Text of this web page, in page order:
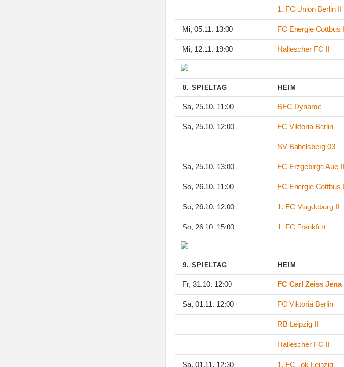
1. FC Union Berlin II
Mi, 05.11. 13:00 FC Energie Cottbus
Mi, 12.11. 19:00 Hallescher FC II
8. SPIELTAG HEIM
Sa, 25.10. 11:00 BFC Dynamo
Sa, 25.10. 12:00 FC Viktoria Berlin
SV Babelsberg 03
Sa, 25.10. 13:00 FC Erzgebirge Aue II
So, 26.10. 11:00 FC Energie Cottbus
So, 26.10. 12:00 1. FC Magdeburg II
So, 26.10. 15:00 1. FC Frankfurt
9. SPIELTAG HEIM
Fr, 31.10. 12:00 FC Carl Zeiss Jena
Sa, 01.11. 12:00 FC Viktoria Berlin
RB Leipzig II
Hallescher FC II
Sa, 01.11. 12:30 1. FC Lok Leipzig